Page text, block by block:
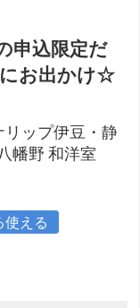
申込限定だ
お出かけ☆
リップ伊豆・静
幡野 和洋室
使える